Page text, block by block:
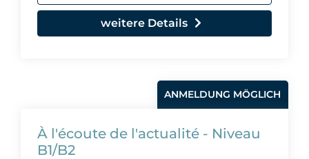
weitere Details
ANMELDUNG MÖGLICH
À l'écoute de l'actualité - Niveau
B1/B2